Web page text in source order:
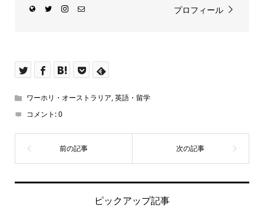
プロフィール
ワーホリ・オーストラリア,英語・留学
コメント:0
ピックアップ記事